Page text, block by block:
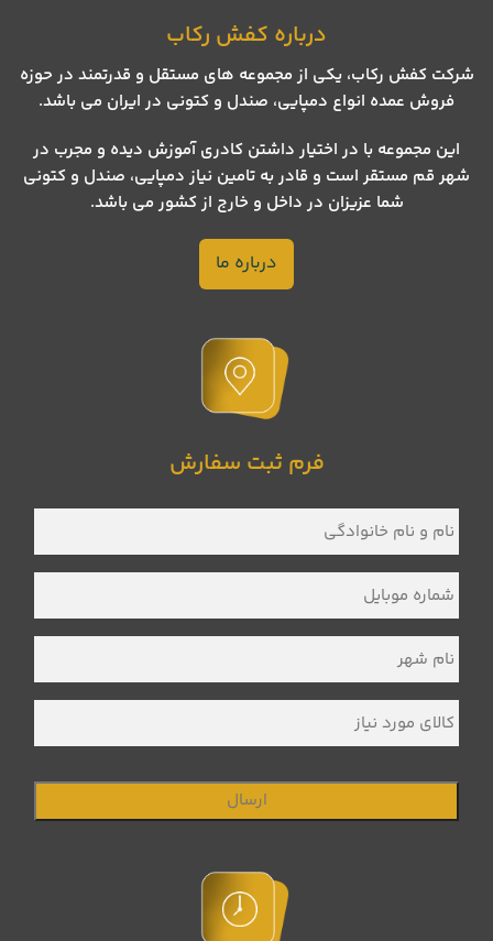
درباره کفش رکاب
شرکت کفش رکاب، یکی از مجموعه های مستقل و قدرتمند در حوزه
فروش عمده انواع دمپایی، صندل و کتونی در ایران می باشد.
این مجموعه با در اختیار داشتن کادری آموزش دیده و مجرب در
شهر قم مستقر است و قادر به تامین نیاز دمپایی، صندل و کتونی
شما عزیزان در داخل و خارج از کشور می باشد.
درباره ما
فرم ثبت سفارش
نام
و
نام
شماره
موبایل *
نام
شهر *
کالای
مورد
نیاز